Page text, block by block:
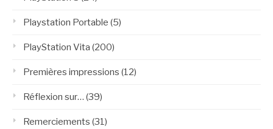
Playstation Portable (5)
PlayStation Vita (200)
Premières impressions (12)
Réflexion sur… (39)
Remerciements (31)